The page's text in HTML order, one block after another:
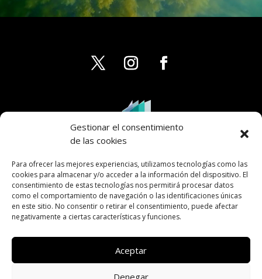
Gestionar el consentimiento
de las cookies
Para ofrecer las mejores experiencias, utilizamos tecnologías como las
cookies para almacenar y/o acceder a la información del dispositivo. El
consentimiento de estas tecnologías nos permitirá procesar datos
como el comportamiento de navegación o las identificaciones únicas
en este sitio. No consentir o retirar el consentimiento, puede afectar
negativamente a ciertas características y funciones.
Aceptar
Denegar
PRIVACIDAD